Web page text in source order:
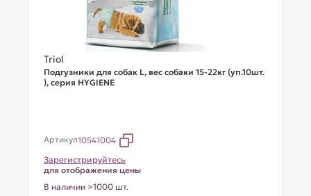
Triol
Подгузники для собак L, вес собаки 15-22кг (уп.10шт.
), серия HYGIENE
Артикул10541004
Зарегистрируйтесь
для отображения цены
В наличии >1000 шт.